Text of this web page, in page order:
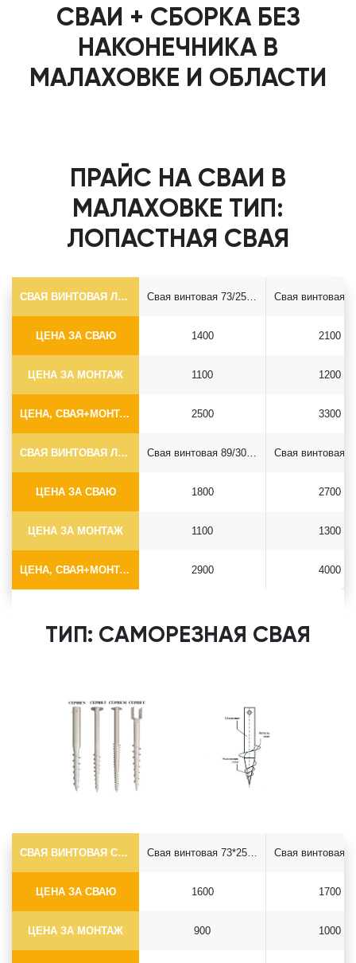
СВАИ + СБОРКА БЕЗ
НАКОНЕЧНИКА В
МАЛАХОВКЕ И ОБЛАСТИ
ПРАЙС НА СВАИ В
МАЛАХОВКЕ ТИП:
ЛОПАСТНАЯ СВАЯ
СВАЯ ВИНТОВАЯ ЛОПАСТНАЯ Ф73*5.5
ЦЕНА ЗА СВАЮ
ЦЕНА ЗА МОНТАЖ
ЦЕНА, СВАЯ+МОНТАЖ (БЕЗ ОГОЛОВКА)
1400
1100
2500
2100
1200
3300
СВАЯ ВИНТОВАЯ ЛОПАСТНАЯ Ф89*6.5
ЦЕНА ЗА СВАЮ
ЦЕНА ЗА МОНТАЖ
ЦЕНА, СВАЯ+МОНТАЖ (БЕЗ ОГОЛОВКА)
1800
1100
2900
2700
1300
4000
ТИП: САМОРЕЗНАЯ СВАЯ
СВАЯ ВИНТОВАЯ САМОРЕЗ Ф73*5.5
ЦЕНА ЗА СВАЮ
ЦЕНА ЗА МОНТАЖ
1600
900
1700
1000